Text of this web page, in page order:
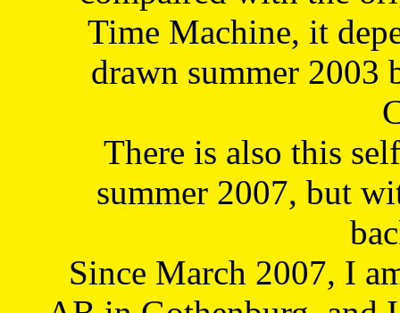
Time Machine, it
drawn summer 2003
There is also this
summer 2007, but
Since March 2007, I